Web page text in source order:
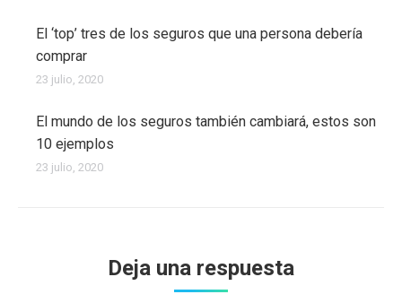
El ‘top’ tres de los seguros que una persona debería
comprar
23 julio, 2020
El mundo de los seguros también cambiará, estos son
10 ejemplos
23 julio, 2020
Deja una respuesta